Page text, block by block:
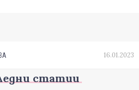
16.01.2023
статии